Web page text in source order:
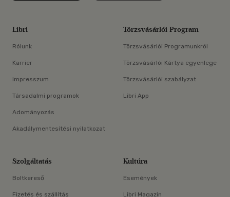
Libri
Rólunk
Karrier
Impresszum
Társadalmi programok
Adományozás
Akadálymentesítési nyilatkozat
Törzsvásárlói Program
Törzsvásárlói Programunkról
Törzsvásárlói Kártya egyenlege
Törzsvásárlói szabályzat
Libri App
Szolgáltatás
Boltkereső
Fizetés és szállítás
Kultúra
Események
Libri Magazin